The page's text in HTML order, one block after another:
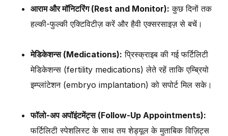
आराम और मॉनिटरिंग (Rest and Monitor): कुछ दिनों तक
हल्की-फुल्की एक्टिविटीज़ करें और हैवी एक्सरसाइज़ से बचें।
मेडिकेशन्स (Medications): प्रिस्क्राइब की गई फर्टिलिटी
मेडिकेशन्स (fertility medications) लेते रहें ताकि एम्ब्रियो
इम्प्लांटेशन (embryo implantation) को सपोर्ट मिल सके।
फॉलो-अप अपॉइंटमेंट्स (Follow-Up Appointments):
फर्टिलिटी स्पेशलिस्ट के साथ तय शेड्यूल के मुताबिक विज़िट्स